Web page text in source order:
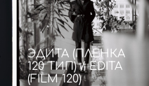
ЭДИТА (ПЛЕНКА
120 ТИП) / EDITA
(FILM 120)